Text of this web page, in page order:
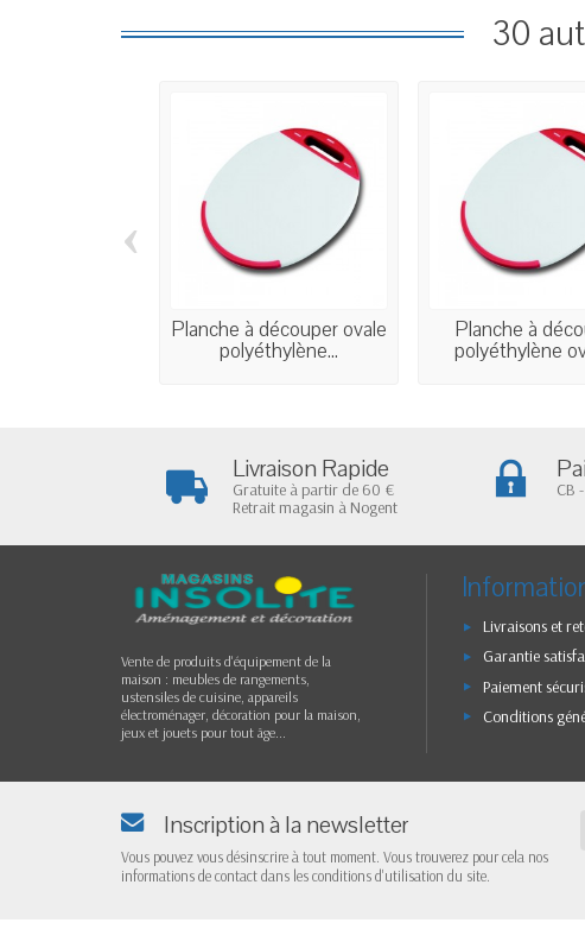
30
Planche à découper ovale
polyéthylène...
Planche à
polyéthylène
‹
Livraison Rapide
Gratuite à partir de 60 €
Retrait magasin à Nogent
CB
Vente de produits d'équipement de la
maison : meubles de rangements,
ustensiles de cuisine, appareils
électroménager, décoration pour la maison,
jeux et jouets pour tout âge...
Livraisons et
Garantie
Paiement
Conditions
Inscription à la newsletter
Vous pouvez vous désinscrire à tout moment. Vous trouverez pour cela nos
informations de contact dans les conditions d'utilisation du site.